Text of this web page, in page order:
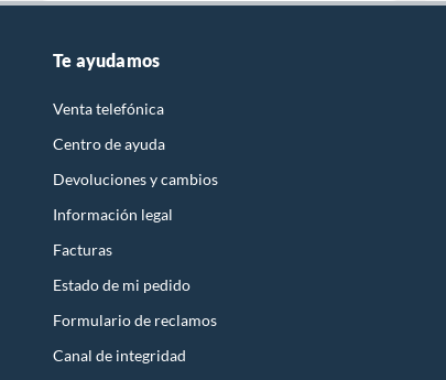
Te ayudamos
Venta telefónica
Centro de ayuda
Devoluciones y cambios
Información legal
Facturas
Estado de mi pedido
Formulario de reclamos
Canal de integridad